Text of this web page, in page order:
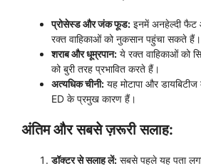
प्रोसेस्ड और जंक फूड: इनमें अनहेल्दी फैट
रक्त वाहिकाओं को नुकसान पहुंचा सकते हैं।
शराब और धूम्रपान: ये रक्त वाहिकाओं को
को बुरी तरह प्रभावित करते हैं।
अत्यधिक चीनी: यह मोटापा और
ED के प्रमुख कारण हैं।
अंतिम और सबसे ज़रूरी सलाह:
डॉक्टर से सलाह लें: सबसे पहले यह पता